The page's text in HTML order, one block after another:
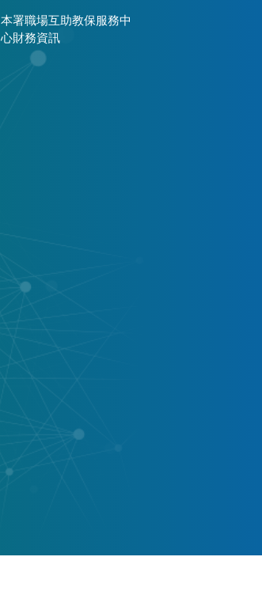
本署職場互助教保服務中
心財務資訊